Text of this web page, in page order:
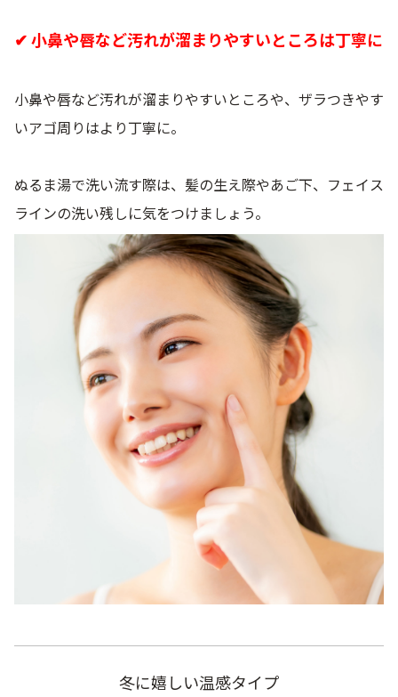
✔ 小鼻や唇など汚れが溜まりやすいところは丁寧に
小鼻や唇など汚れが溜まりやすいところや、ザラつきやす
いアゴ周りはより丁寧に。
ぬるま湯で洗い流す際は、髪の生え際やあご下、フェイス
ラインの洗い残しに気をつけましょう。
冬に嬉しい温感タイプ